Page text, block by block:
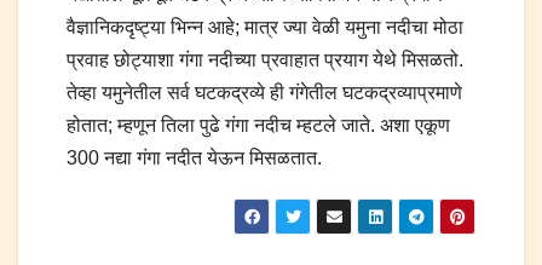
वैज्ञानिकदृष्ट्या भिन्न आहे; मात्र ज्या वेळी यमुना नदीचा मोठा
प्रवाह छोट्याशा गंगा नदीच्या प्रवाहात प्रयाग येथे मिसळतो.
तेव्हा यमुनेतील सर्व घटकद्रव्ये ही गंगेतील घटकद्रव्याप्रमाणे
होतात; म्हणून तिला पुढे गंगा नदीच म्हटले जाते. अशा एकूण
300 नद्या गंगा नदीत येऊन मिसळतात.